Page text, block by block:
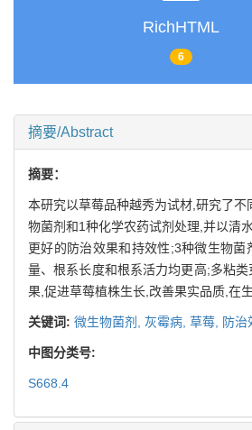
RichHTML
6
摘要/Abstract
摘要：
本研究以草莓品种越秀为试材,研究了
物菌剂和1种化学农药试剂处理,并以清
更好的防治效果和持效性;3种微生物
量、根系长度和根系活力均更高;多粘
果,促进草莓植株生长,改善果实品质,在
关键词: 微生物菌剂, 灰霉病, 草莓, 防治
中图分类号:
S668.4